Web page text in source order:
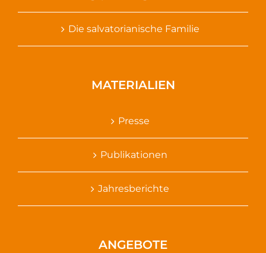
Die salvatorianische Familie
MATERIALIEN
Presse
Publikationen
Jahresberichte
ANGEBOTE